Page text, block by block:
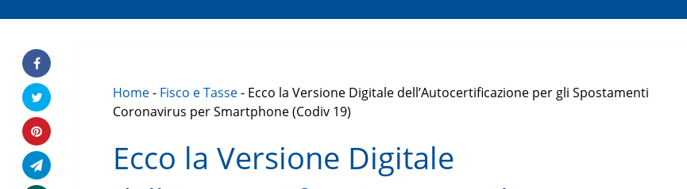
Home- Fisco e Tasse- Ecco la Versione Digitale dell’Autocertificazione per gli Spostamenti
Coronavirus per Smartphone (Codiv 19)
Ecco la Versione Digitale